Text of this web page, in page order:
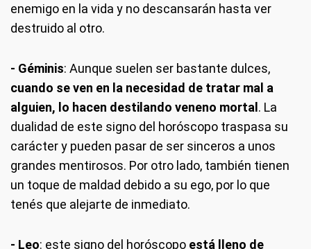
enemigo en la vida y no descansarán hasta ver
destruido al otro.
- Géminis: Aunque suelen ser bastante dulces,
cuando se ven en la necesidad de tratar mal a
alguien, lo hacen destilando veneno mortal. La
dualidad de este signo del horóscopo traspasa su
carácter y pueden pasar de ser sinceros a unos
grandes mentirosos. Por otro lado, también tienen
un toque de maldad debido a su ego, por lo que
tenés que alejarte de inmediato.
- Leo: este signo del horóscopo está lleno de